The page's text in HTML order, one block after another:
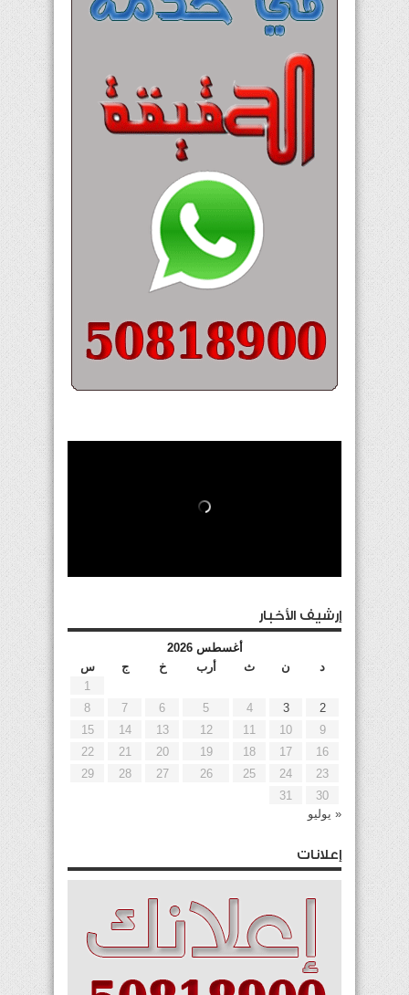
إرشيف الأخبار
أغسطس 2026
د
ن ث أرب خ ج
س
1
2
3
4
5
6
7
8
9
10
11
12
13
14
15
16
17
18
19
20
21
22
23
24
25
26
27
28
29
30
31
« يوليو
إعلانات